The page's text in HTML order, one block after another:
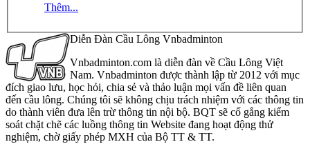
Thêm...
Diễn Đàn Cầu Lông Vnbadminton
Vnbadminton.com là diễn đàn về Cầu Lông Việt
Nam. Vnbadminton được thành lập từ 2012 với mục
đích giao lưu, học hỏi, chia sẻ và thảo luận mọi vấn đề liên quan
đến cầu lông. Chúng tôi sẽ không chịu trách nhiệm với các thông tin
do thành viên đưa lên trừ thông tin nội bộ. BQT sẽ cố gắng kiểm
soát chặt chẽ các luồng thông tin Website đang hoạt động thử
nghiệm, chờ giấy phép MXH của Bộ TT & TT.